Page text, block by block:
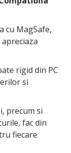
cu MagSafe,
rigid din PC
si
precum si
fac din
fiecare